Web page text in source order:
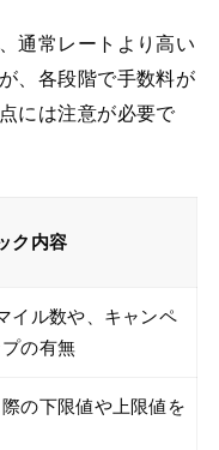
通常レートより高い
、各段階で手数料が
には注意が必要で
ク内容
イル数や、キャンペ
の有無
の下限値や上限値を